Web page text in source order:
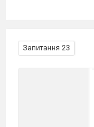
Запитання 23